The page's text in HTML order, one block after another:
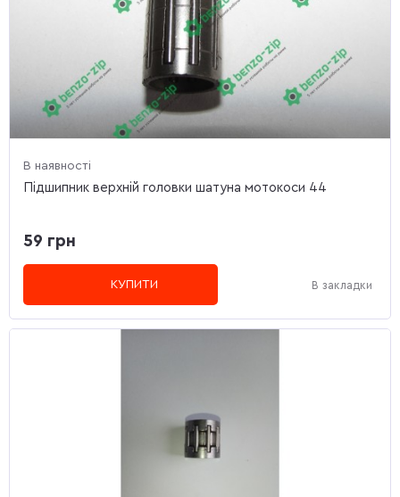
В наявності
Підшипник верхній головки шатуна мотокоси 44
59 грн
КУПИТИ В закладки